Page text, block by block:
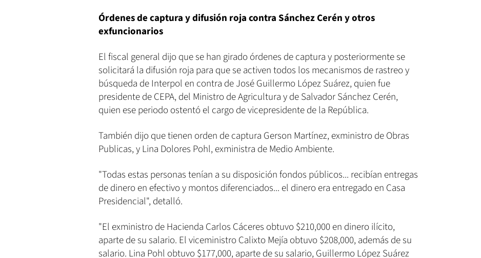
Órdenes de captura y difusión roja contra Sánchez Cerén y otros
exfuncionarios
El fiscal general dijo que se han girado órdenes de captura y posteriormente se
solicitará la difusión roja para que se activen todos los mecanismos de rastreo y
búsqueda de Interpol en contra de José Guillermo López Suárez, quien fue
presidente de CEPA, del Ministro de Agricultura y de Salvador Sánchez Cerén,
quien ese periodo ostentó el cargo de vicepresidente de la República.
También dijo que tienen orden de captura Gerson Martínez, exministro de Obras
Publicas, y Lina Dolores Pohl, exministra de Medio Ambiente.
"Todas estas personas tenían a su disposición fondos públicos... recibían entregas
de dinero en efectivo y montos diferenciados... el dinero era entregado en Casa
Presidencial", detalló.
"El exministro de Hacienda Carlos Cáceres obtuvo $210,000 en dinero ilícito,
aparte de su salario. El viceministro Calixto Mejía obtuvo $208,000, además de su
salario. Lina Pohl obtuvo $177,000, aparte de su salario, Guillermo López Suárez